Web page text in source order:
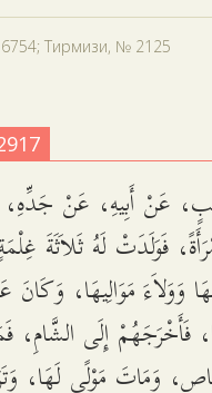
Тирмизи, № 2125
عَنْ أَبِيهِ، عَنْ جَدِّهِ،
فَوَلَدَتْ لَهُ ثَلاَثَةَ
وَوَلاَءَ مَوَالِيهَا،
إِلَى الشَّامِ،
وَمَاتَ مَوْلًى لَهَا،